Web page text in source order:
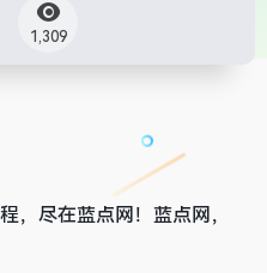
1,309
，尽在蓝点网！蓝点网，